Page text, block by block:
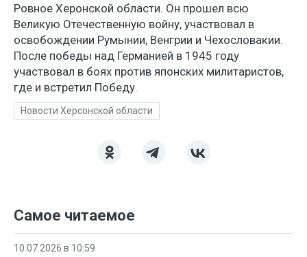
Ровное Херонской области. Он прошел всю
Великую Отечественную войну, участвовал в
освобождении Румынии, Венгрии и Чехословакии.
После победы над Германией в 1945 году
участвовал в боях против японских милитаристов,
где и встретил Победу.
Новости Херсонской области
Самое читаемое
10.07.2026 в 10:59